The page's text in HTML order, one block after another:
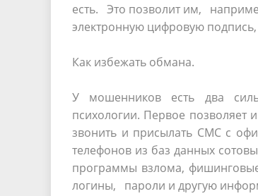
есть. Это позволит им,
электронную цифровую
Как избежать обмана.
У мошенников есть два
психологии. Первое
звонить и присылать СМС с
телефонов из баз данных
программы взлома,
логины, пароли и другую